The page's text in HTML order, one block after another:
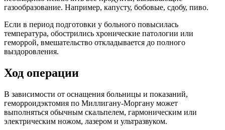
газообразование. Например, капусту, бобовые, сдобу, пиво.
Если в период подготовки у больного повысилась
температура, обострились хронические патологии или
геморрой, вмешательство откладывается до полного
выздоровления.
Ход операции
В зависимости от оснащения больницы и показаний,
геморроидэктомия по Миллигану-Моргану может
выполняться обычным скальпелем, гармоническим или
электрическим ножом, лазером и ультразвуком.